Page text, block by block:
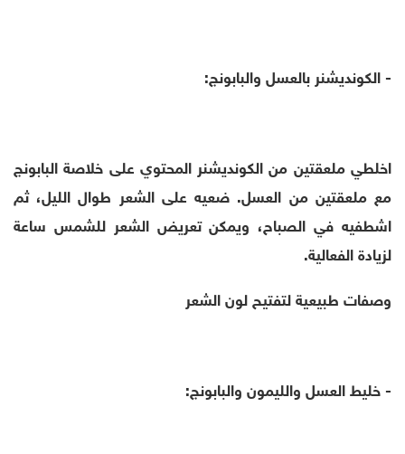
- الكونديشنر بالعسل والبابونج:
اخلطي ملعقتين من الكونديشنر المحتوي على خلاصة البابونج
مع ملعقتين من العسل. ضعيه على الشعر طوال الليل، ثم
اشطفيه في الصباح، ويمكن تعريض الشعر للشمس ساعة
لزيادة الفعالية.
وصفات طبيعية لتفتيح لون الشعر
- خليط العسل والليمون والبابونج: